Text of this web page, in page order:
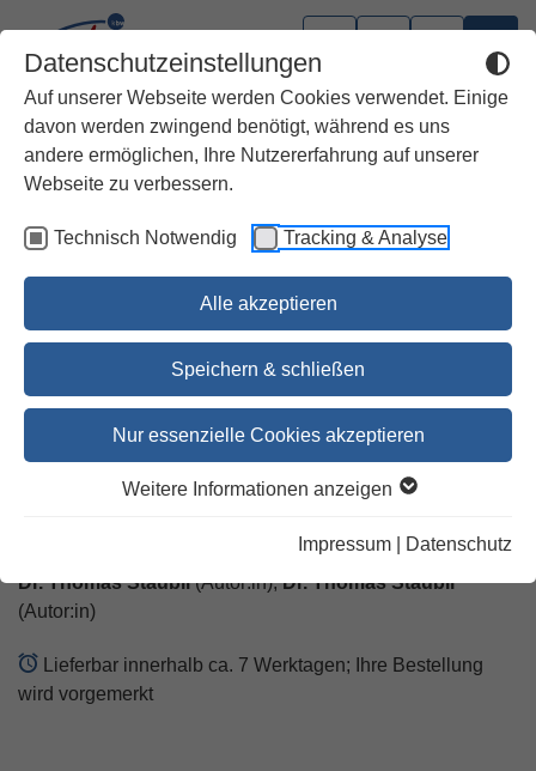
Datenschutzeinstellungen
Auf unserer Webseite werden Cookies verwendet. Einige
davon werden zwingend benötigt, während es uns
andere ermöglichen, Ihre Nutzererfahrung auf unserer
Webseite zu verbessern.
Technisch Notwendig Tracking & Analyse
Alle akzeptieren
Speichern & schließen
Nur essenzielle Cookies akzeptieren
Weitere Informationen anzeigen
Impressum Datenschutz
Die Bücher Levitikus, Numeri
Dr. Thomas Staubli(Autor:in),Dr. Thomas Staubli
(Autor:in)
Lieferbar innerhalb ca. 7 Werktagen; Ihre Bestellung
wird vorgemerkt